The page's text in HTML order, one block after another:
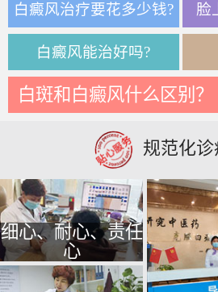
白癜风治疗要花多少钱? 脸
白癜风能治好吗?
白斑和白癜风什么区别？
规范化
细心、耐心、责任
心